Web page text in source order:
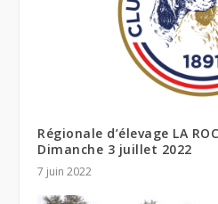
Régionale d’élevage LA
Dimanche 3 juillet 2022
7 juin 2022